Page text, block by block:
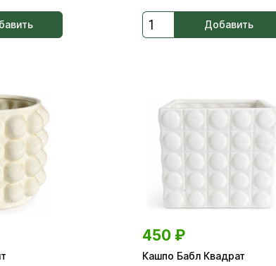
Добавить
450 ₽
Кашпо Бабл Квадрат